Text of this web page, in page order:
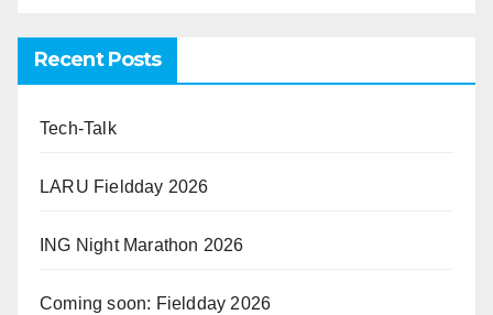
Recent Posts
Tech-Talk
LARU Fieldday 2026
ING Night Marathon 2026
Coming soon: Fieldday 2026